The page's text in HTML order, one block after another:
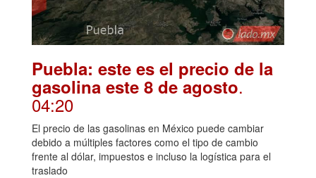
Puebla: este es el precio de la
gasolina este 8 de agosto.
04:20
El precio de las gasolinas en México puede cambiar
debido a múltiples factores como el tipo de cambio
frente al dólar, impuestos e incluso la logística para el
traslado